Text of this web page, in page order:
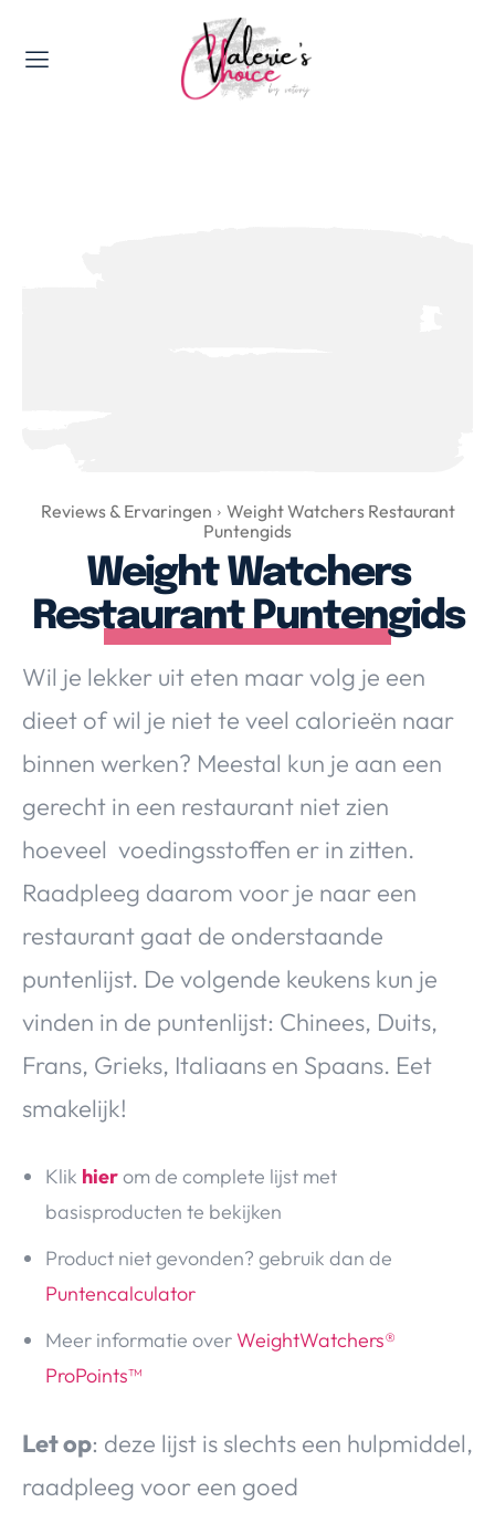
Valerie's Topics
Over Valerie
Over Valerie
De Top 5
Contact
VALERIE'S CHOICE
Food & Drinks Health & Beauty Gadgets
Reviews & Ervaringen
Weight Watchers Restaurant
Puntengids
Weight Watchers
Restaurant Puntengids
Wil je lekker uit eten maar volg je een
dieet of wil je niet te veel calorieën naar
binnen werken? Meestal kun je aan een
gerecht in een restaurant niet zien
hoeveel voedingsstoffen er in zitten.
Raadpleeg daarom voor je naar een
restaurant gaat de onderstaande
puntenlijst. De volgende keukens kun je
vinden in de puntenlijst: Chinees, Duits,
Frans, Grieks, Italiaans en Spaans. Eet
smakelijk!
Klik hierom de complete lijst met
basisproducten te bekijken
Product niet gevonden? gebruik dan de
Puntencalculator
Meer informatie over WeightWatchers®
ProPoints™
Let op: deze lijst is slechts een hulpmiddel,
raadpleeg voor een goed